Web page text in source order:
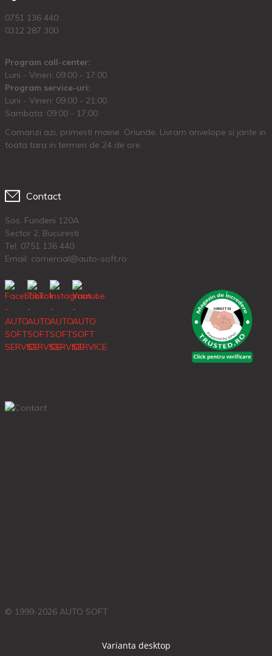
0751 136 440
0312 287 300
Program call-center:
Luni - Vineri: 09:00 - 17:00
Program service-uri:
Luni - Vineri: 09.00 - 21:00
Sambata: 09:00 - 17:00
Comanzi azi, primesti maine. Oriunde. Livram anvelope si jante in
toata tara in termen de 24 de ore.
Contact
Sos. Fundeni 120A
Sector 2, Bucuresti
Tel: 0751 136 440
Email: comercial@auto-soft.ro
© 1999-2026 AUTO SOFT
Varianta desktop